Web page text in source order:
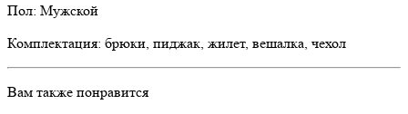
Пол: Мужской
Комплектация: брюки, пиджак, жилет, вешалка, чехол
Вам также понравится